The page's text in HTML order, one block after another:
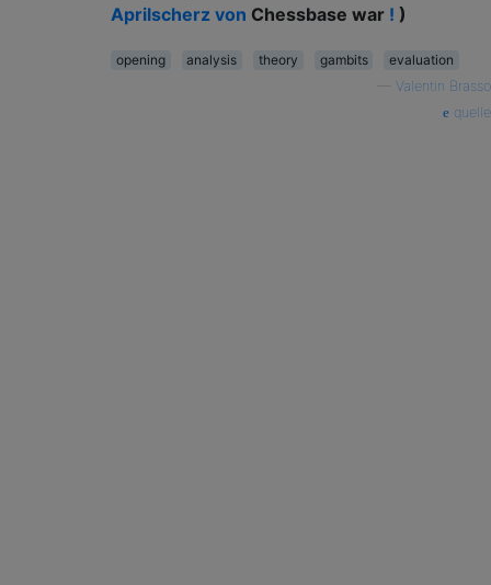
Aprilscherz von Chessbase war ! )
opening analysis theory gambits
evaluation
Valentin Brasso
quelle